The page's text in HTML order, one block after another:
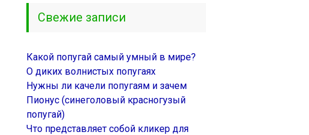
Свежие записи
Какой попугай самый умный в мире?
О диких волнистых попугаях
Нужны ли качели попугаям и зачем
Пионус (синеголовый красногузый
попугай)
Что представляет собой кликер для